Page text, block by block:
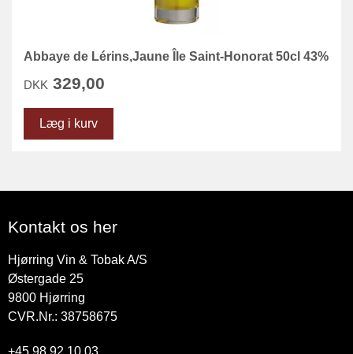
Abbaye de Lérins,Jaune Île Saint-Honorat 50cl 43%
DKK 329,00
Læg i kurv
Kontakt os her
Hjørring Vin & Tobak A/S
Østergade 25
9800 Hjørring
CVR.Nr.: 38758675
+45 98 92 10 03